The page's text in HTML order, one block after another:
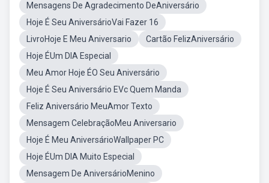
Mensagens De Agradecimento DeAniversário
Hoje É Seu AniversárioVai Fazer 16
LivroHoje E Meu Aniversario
Cartão FelizAniversário
Hoje ÉUm DIA Especial
Meu Amor Hoje ÉO Seu Aniversário
Hoje É Seu Aniversário EVc Quem Manda
Feliz Aniversário MeuAmor Texto
Mensagem CelebraçãoMeu Aniversario
Hoje É Meu AniversárioWallpaper PC
Hoje ÉUm DIA Muito Especial
Mensagem De AniversárioMenino